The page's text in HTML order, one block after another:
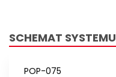
SCHEMAT SYSTEMU
POP-075